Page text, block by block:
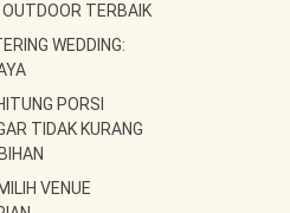
OUTDOOR TERBAIK
WEDDING:
PORSI
TIDAK KURANG
VENUE